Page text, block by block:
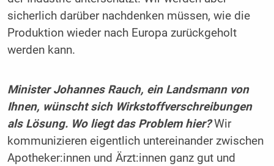
sicherlich darüber nachdenken müssen, wie die
Produktion wieder nach Europa zurückgeholt
werden kann.
Minister Johannes Rauch, ein Landsmann von
Ihnen, wünscht sich Wirkstoffverschreibungen
als Lösung. Wo liegt das Problem hier?Wir
kommunizieren eigentlich untereinander zwischen
Apotheker:innen und Ärzt:innen ganz gut und